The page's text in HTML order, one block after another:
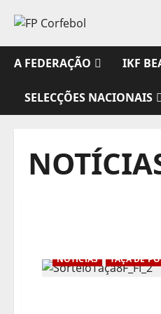
para
o
conteúdo
A FEDERAÇÃO IKF
SELECÇÕES NACIONAIS
NOTÍCIAS TAÇA DE